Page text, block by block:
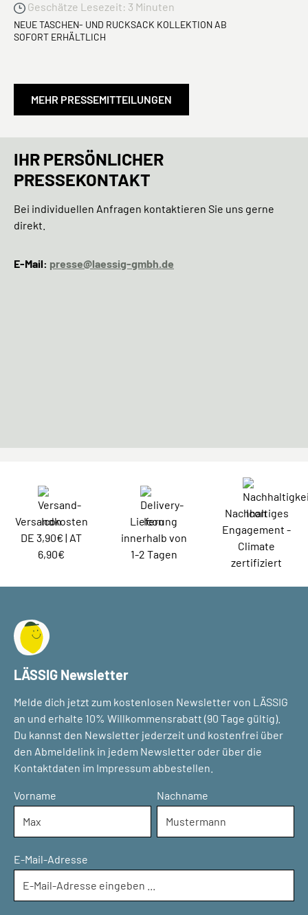
Geschätze Lesezeit: 3 Minuten
NEUE TASCHEN- UND RUCKSACK KOLLEKTION AB
SOFORT ERHÄLTLICH
MEHR PRESSEMITTEILUNGEN
IHR PERSÖNLICHER
PRESSEKONTAKT
Bei individuellen Anfragen kontaktieren Sie uns gerne
direkt.
E-Mail: presse@laessig-gmbh.de
Versandkosten
DE 3,90€ | AT
6,90€
Lieferung
innerhalb von
1-2 Tagen
Nachhaltiges
Engagement -
Climate
zertifiziert
LÄSSIG Newsletter
Melde dich jetzt zum kostenlosen Newsletter von LÄSSIG
an und erhalte 10% Willkommensrabatt (90 Tage gültig).
Du kannst den Newsletter jederzeit und kostenfrei über
den Abmeldelink in jedem Newsletter oder über die
Kontaktdaten im Impressum abbestellen.
Vorname Nachname
E-Mail-Adresse